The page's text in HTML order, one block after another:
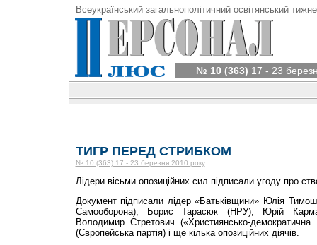
Всеукраїнський загальнополітичний освітянський
№ 10 (363) 17 - 23
ТИГР ПЕРЕД СТРИБКОМ
№ 10 (363) 17 - 23 березня 2010 року
Лідери вісьми опозиційних сил підписали угоду про
Документ підписали лідер «Батьківщини» Юлія
Самооборона), Борис Тарасюк (НРУ), Юрій
Володимир Стретович («Християнсько-
(Європейська партія) і ще кілька опозиційних діячів.